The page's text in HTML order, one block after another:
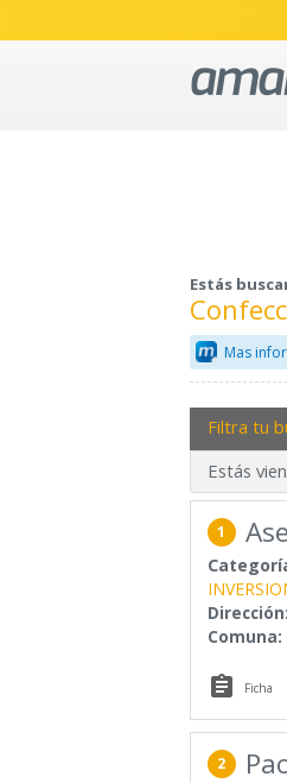
Estás
Mas
Filtra tu
Estás
1
Dirección:
Comuna:
 Ficha
2